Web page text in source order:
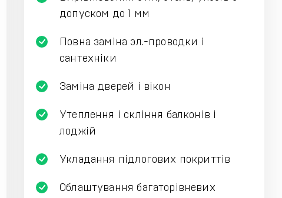
допуском до 1 мм
Повна заміна эл.-проводки і
сантехніки
Заміна дверей і вікон
Утеплення і скління балконів і
лоджій
Укладання підлогових покриттів
Облаштування багаторівневих